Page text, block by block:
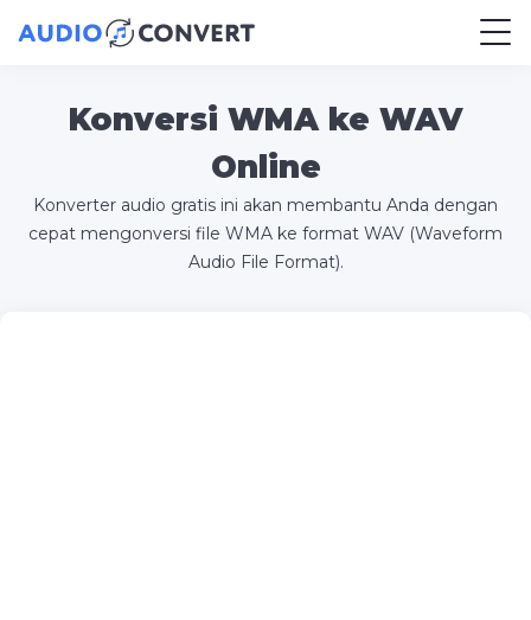
Konversi WMA ke WAV
Online
Konverter audio gratis ini akan membantu Anda dengan
cepat mengonversi file WMA ke format WAV (Waveform
Audio File Format).